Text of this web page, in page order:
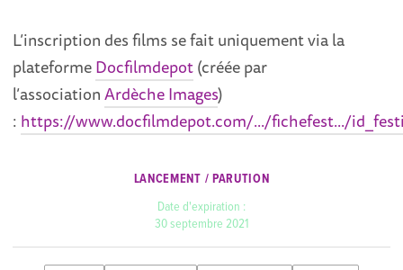
L’inscription des films se fait uniquement via la
plateformeDocfilmdepot(créée par
l’associationArdèche Images)
: https://www.docfilmdepot.com/.../fichefest.../
LANCEMENT / PARUTION
Date d'expiration :
30 septembre 2021